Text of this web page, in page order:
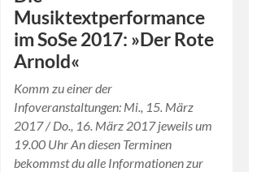
Musiktextperformance
im SoSe 2017: »Der Rote
Arnold«
Komm zu einer der
Infoveranstaltungen: Mi., 15. März
2017 / Do., 16. März 2017 jeweils um
19.00 Uhr An diesen Terminen
bekommst du alle Informationen zur